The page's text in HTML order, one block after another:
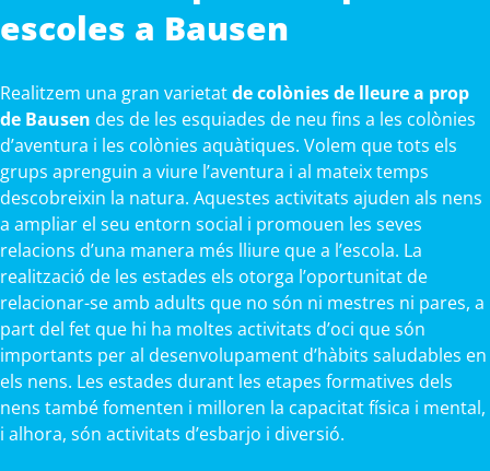
escoles a Bausen
Realitzem una gran varietatde colònies de lleure a prop
de Bausen des de les esquiades de neu fins a les colònies
d’aventura i les colònies aquàtiques. Volem que tots els
grups aprenguin a viure l’aventura i al mateix temps
descobreixin la natura. Aquestes activitats ajuden als nens
a ampliar el seu entorn social i promouen les seves
relacions d’una manera més lliure que a l’escola. La
realització de les estades els otorga l’oportunitat de
relacionar-se amb adults que no són ni mestres ni pares, a
part del fet que hi ha moltes activitats d’oci que són
importants per al desenvolupament d’hàbits saludables en
els nens. Les estades durant les etapes formatives dels
nens també fomenten i milloren la capacitat física i mental,
i alhora, són activitats d’esbarjo i diversió.